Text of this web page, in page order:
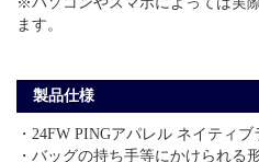
ます。
製品仕様
・24FW PINGアパレル ネイティ
・バッグの持ち手等にかけられる